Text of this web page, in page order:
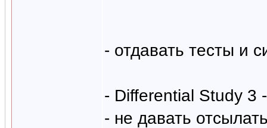
- отдавать тесты и
- Differential Study 3
- не давать